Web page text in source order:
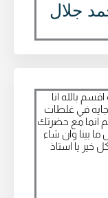
جلال
بالله انا
في غلطات
مع حضرتك
وان شاء
يا استاذ